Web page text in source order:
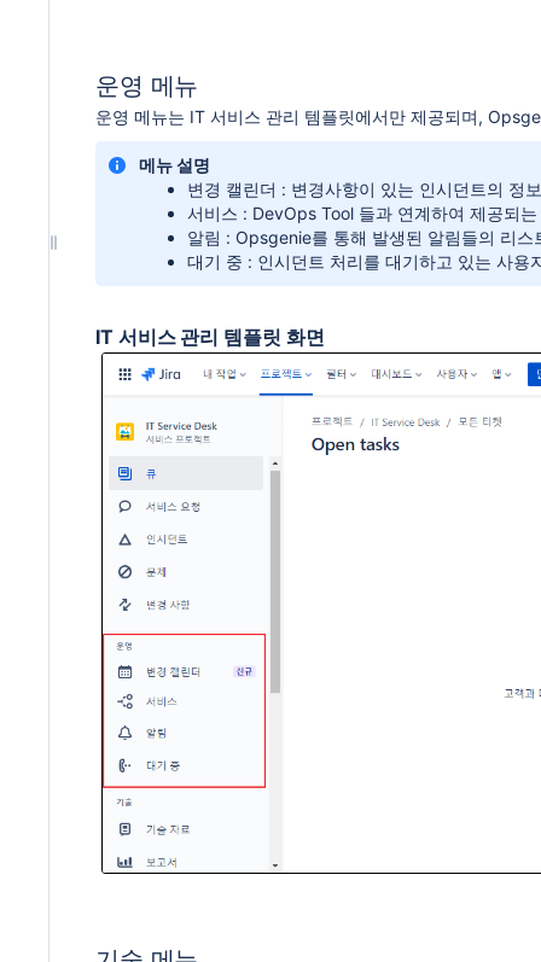
운영 메뉴
운영 메뉴는 IT 서비스 관리 템플릿에서만 제공되며,
메뉴 설명
변경 캘린더 : 변경사항이 있는 인시던트의 정
서비스 : DevOps Tool 들과 연계하여 제공되
알림 : Opsgenie를 통해 발생된 알림들의 리스
대기 중 : 인시던트 처리를 대기하고 있는 사용
IT 서비스 관리 템플릿 화면